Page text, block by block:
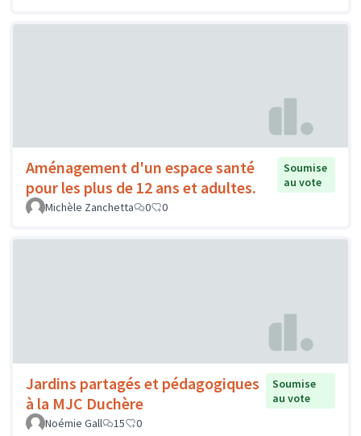
Aménagement d'un espace santé
pour les plus de 12 ans et adultes.
Soumise
au vote
Michèle Zanchetta
0 0
Jardins partagés et pédagogiques
à la MJC Duchère
Soumise
au vote
Noémie Gall
15 0